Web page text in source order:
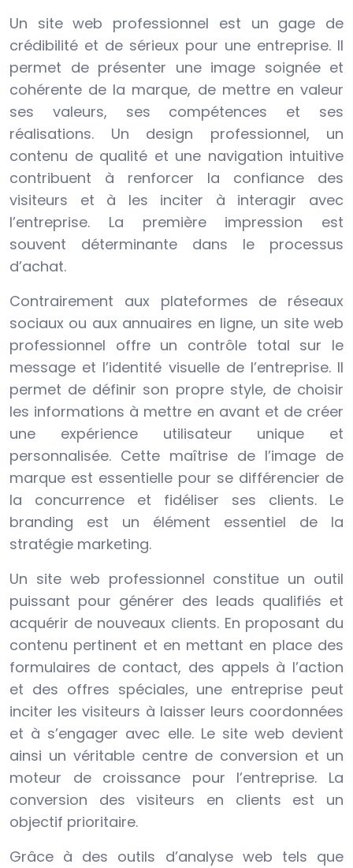
Un site web professionnel est un gage de
crédibilité et de sérieux pour une entreprise. Il
permet de présenter une image soignée et
cohérente de la marque, de mettre en valeur
ses valeurs, ses compétences et ses
réalisations. Un design professionnel, un
contenu de qualité et une navigation intuitive
contribuent à renforcer la confiance des
visiteurs et à les inciter à interagir avec
l’entreprise. La première impression est
souvent déterminante dans le processus
d’achat.
Contrairement aux plateformes de réseaux
sociaux ou aux annuaires en ligne, un site web
professionnel offre un contrôle total sur le
message et l’identité visuelle de l’entreprise. Il
permet de définir son propre style, de choisir
les informations à mettre en avant et de créer
une expérience utilisateur unique et
personnalisée. Cette maîtrise de l’image de
marque est essentielle pour se différencier de
la concurrence et fidéliser ses clients. Le
branding est un élément essentiel de la
stratégie marketing.
Un site web professionnel constitue un outil
puissant pour générer des leads qualifiés et
acquérir de nouveaux clients. En proposant du
contenu pertinent et en mettant en place des
formulaires de contact, des appels à l’action
et des offres spéciales, une entreprise peut
inciter les visiteurs à laisser leurs coordonnées
et à s’engager avec elle. Le site web devient
ainsi un véritable centre de conversion et un
moteur de croissance pour l’entreprise. La
conversion des visiteurs en clients est un
objectif prioritaire.
Grâce à des outils d’analyse web tels que